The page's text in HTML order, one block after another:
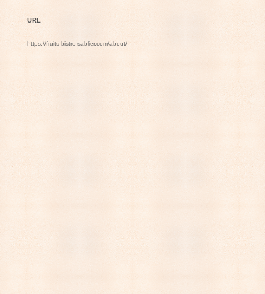
URL
https://fruits-bistro-sablier.com/about/